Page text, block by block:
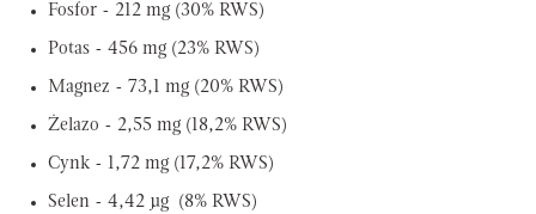
Fosfor - 212 mg (30% RWS)
Potas - 456 mg (23% RWS)
Magnez - 73,1 mg (20% RWS)
Żelazo - 2,55 mg (18,2% RWS)
Cynk - 1,72 mg (17,2% RWS)
Selen - 4,42 µg (8% RWS)